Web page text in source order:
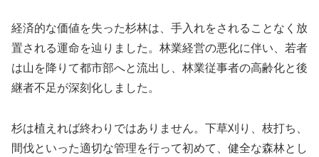
経済的な価値を失った杉林は、手入れをされることなく放
置される運命を辿りました。林業経営の悪化に伴い、若者
は山を降りて都市部へと流出し、林業従事者の高齢化と後
継者不足が深刻化しました。
杉は植えれば終わりではありません。下草刈り、枝打ち、
間伐といった適切な管理を行って初めて、健全な森林とし